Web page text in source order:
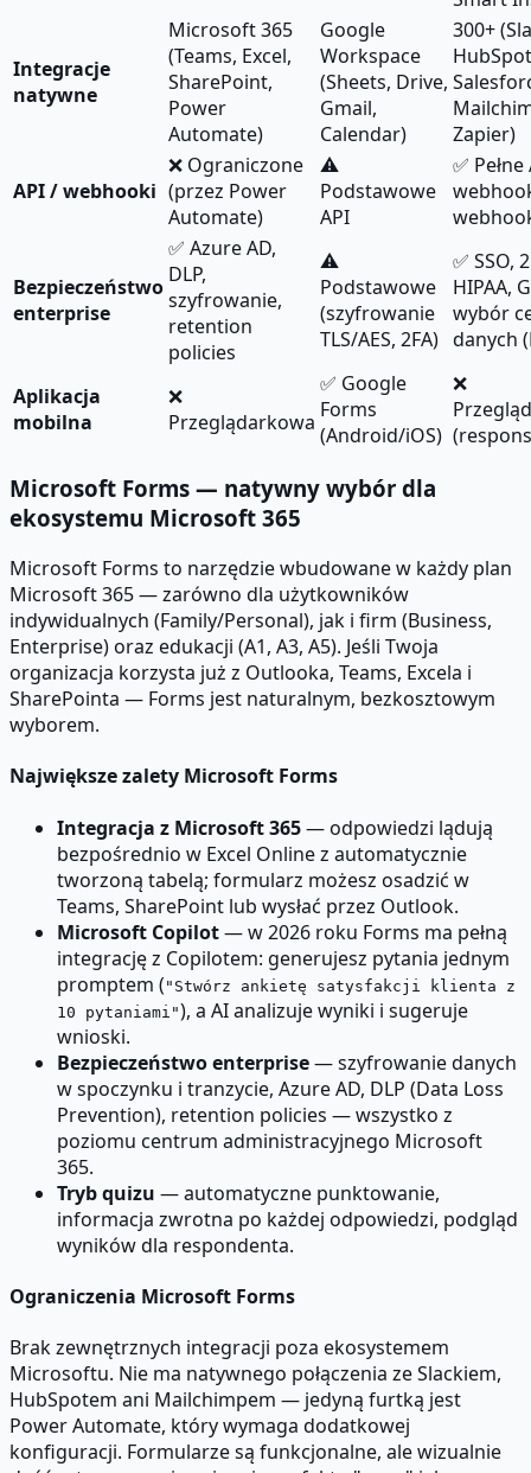
Integracje
natywne
Microsoft 365
(Teams, Excel,
SharePoint,
Power
Automate)
Google
Workspace
(Sheets, Drive,
Gmail,
Calendar)
300+
Zapier)
API / webhooki
❌ Ograniczone
(przez Power
Automate)
⚠
Podstawowe
API
✅ Pełne
Bezpieczeństwo
enterprise
✅ Azure AD,
DLP,
szyfrowanie,
retention
policies
⚠
Podstawowe
(szyfrowanie
TLS/AES, 2FA)
✅ SSO,
HIPAA,
wybór
danych
Aplikacja
mobilna
❌
Przeglądarkowa
✅ Google
Forms
(Android/iOS)
❌
Microsoft Forms — natywny wybór dla
ekosystemu Microsoft 365
Microsoft Forms to narzędzie wbudowane w każdy plan
Microsoft 365 — zarówno dla użytkowników
indywidualnych (Family/Personal), jak i firm (Business,
Enterprise) oraz edukacji (A1, A3, A5). Jeśli Twoja
organizacja korzysta już z Outlooka, Teams, Excela i
SharePointa — Forms jest naturalnym, bezkosztowym
wyborem.
Największe zalety Microsoft Forms
Integracja z Microsoft 365— odpowiedzi lądują
bezpośrednio w Excel Online z automatycznie
tworzoną tabelą; formularz możesz osadzić w
Teams, SharePoint lub wysłać przez Outlook.
Microsoft Copilot— w 2026 roku Forms ma pełną
integrację z Copilotem: generujesz pytania jednym
promptem ( "Stwórz ankietę satysfakcji klienta z
10 pytaniami"), a AI analizuje wyniki i sugeruje
wnioski.
Bezpieczeństwo enterprise— szyfrowanie danych
w spoczynku i tranzycie, Azure AD, DLP (Data Loss
Prevention), retention policies — wszystko z
poziomu centrum administracyjnego Microsoft
365.
Tryb quizu — automatyczne punktowanie,
informacja zwrotna po każdej odpowiedzi, podgląd
wyników dla respondenta.
Ograniczenia Microsoft Forms
Brak zewnętrznych integracji poza ekosystemem
Microsoftu. Nie ma natywnego połączenia ze Slackiem,
HubSpotem ani Mailchimpem — jedyną furtką jest
Power Automate, który wymaga dodatkowej
konfiguracji. Formularze są funkcjonalne, ale wizualnie